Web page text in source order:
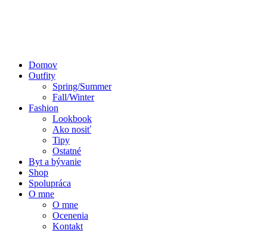
Domov
Outfity
Spring/Summer
Fall/Winter
Fashion
Lookbook
Ako nosiť
Tipy
Ostatné
Byt a bývanie
Shop
Spolupráca
O mne
O mne
Ocenenia
Kontakt